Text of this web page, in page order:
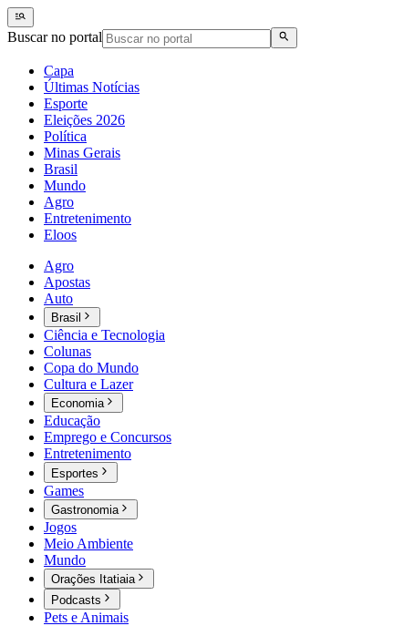
Buscar no portal
Capa
Últimas Notícias
Esporte
Eleições 2026
Política
Minas Gerais
Brasil
Mundo
Agro
Entretenimento
Eloos
Agro
Apostas
Auto
Brasil
Ciência e Tecnologia
Colunas
Copa do Mundo
Cultura e Lazer
Economia
Educação
Emprego e Concursos
Entretenimento
Esportes
Games
Gastronomia
Jogos
Meio Ambiente
Mundo
Orações Itatiaia
Podcasts
Pets e Animais